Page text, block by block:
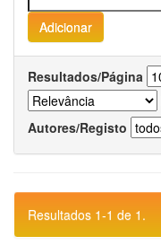
Resultados/Página
Autores/Registo
Resultados 1-1 de 1.